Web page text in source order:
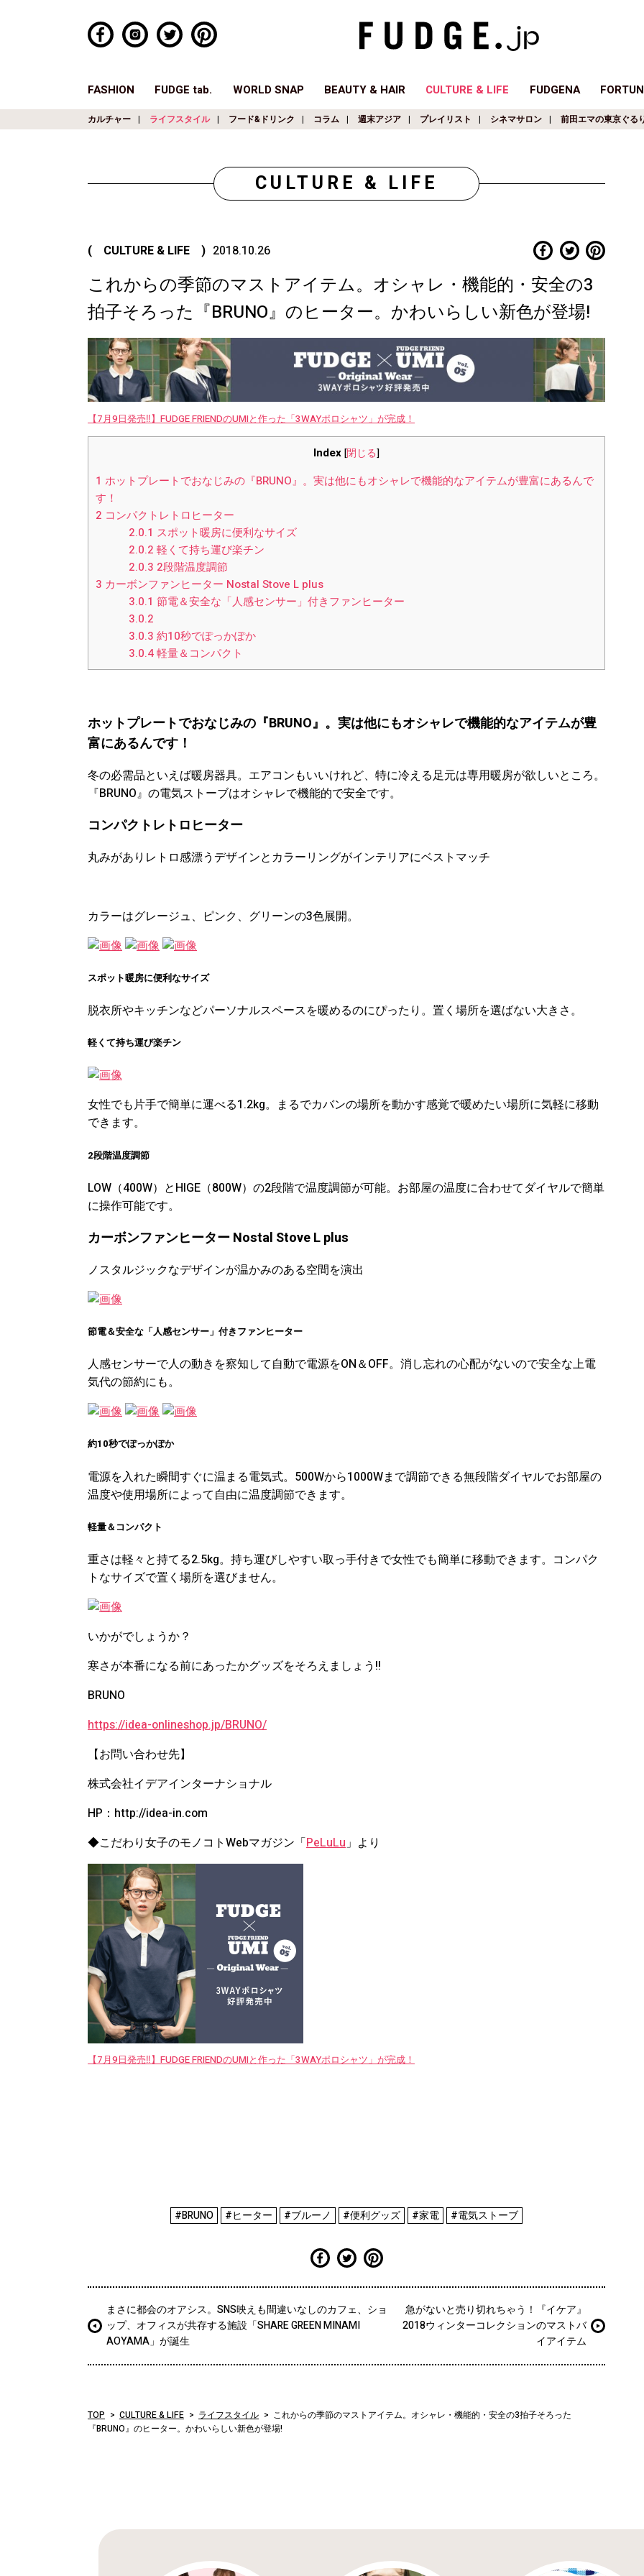
FASHION FUDGE tab. WORLD SNAP BEAUTY & HAIR CULTURE & LIFE FUDGENA
カルチャー ライフスタイル フード&ドリンク コラム 週末アジア プレイリスト シネマサロン 前田エマの東京ぐる
CULTURE & LIFE
( CULTURE & LIFE ) 2018.10.26
これからの季節のマストアイテム。オシャレ・機能的・安全の3
拍子そろった『BRUNO』のヒーター。かわいらしい新色が登場!
【7月9日発売‼︎】FUDGE FRIENDのUMIと作った「3WAYポロシャツ」が完成！
Index [閉じる]
1 ホットプレートでおなじみの『BRUNO』。実は他にもオシャレで機能的なアイテムが豊富にあるんで
す！
2 コンパクトレトロヒーター
2.0.1 スポット暖房に便利なサイズ
2.0.2 軽くて持ち運び楽チン
2.0.3 2段階温度調節
3 カーボンファンヒーター Nostal Stove L plus
3.0.1 節電＆安全な「人感センサー」付きファンヒーター
3.0.2
3.0.3 約10秒でぽっかぽか
3.0.4軽量＆コンパクト
ホットプレートでおなじみの『BRUNO』。実は他にもオシャレで機能的なアイテムが豊
富にあるんです！
冬の必需品といえば暖房器具。エアコンもいいけれど、特に冷える足元は専用暖房が欲しいところ。
『BRUNO』の電気ストーブはオシャレで機能的で安全です。
コンパクトレトロヒーター
丸みがありレトロ感漂うデザインとカラーリングがインテリアにベストマッチ
カラーはグレージュ、ピンク、グリーンの3色展開。
スポット暖房に便利なサイズ
脱衣所やキッチンなどパーソナルスペースを暖めるのにぴったり。置く場所を選ばない大きさ。
軽くて持ち運び楽チン
女性でも片手で簡単に運べる1.2kg。まるでカバンの場所を動かす感覚で暖めたい場所に気軽に移動
できます。
2段階温度調節
LOW（400W）とHIGE（800W）の2段階で温度調節が可能。お部屋の温度に合わせてダイヤルで簡単
に操作可能です。
カーボンファンヒーター Nostal Stove L plus
ノスタルジックなデザインが温かみのある空間を演出
節電＆安全な「人感センサー」付きファンヒーター
人感センサーで人の動きを察知して自動で電源をON＆OFF。消し忘れの心配がないので安全な上電
気代の節約にも。
約10秒でぽっかぽか
電源を入れた瞬間すぐに温まる電気式。500Wから1000Wまで調節できる無段階ダイヤルでお部屋の
温度や使用場所によって自由に温度調節できます。
軽量＆コンパクト
重さは軽々と持てる2.5kg。持ち運びしやすい取っ手付きで女性でも簡単に移動できます。コンパク
トなサイズで置く場所を選びません。
いかがでしょうか？
寒さが本番になる前にあったかグッズをそろえましょう!!
BRUNO
https://idea-onlineshop.jp/BRUNO/
【お問い合わせ先】
株式会社イデアインターナショナル
HP：http://idea-in.com
◆こだわり女子のモノコトWebマガジン「PeLuLu」より
【7月9日発売‼︎】FUDGE FRIENDのUMIと作った「3WAYポロシャツ」が完成！
#BRUNO #ヒーター #ブルーノ #便利グッズ #家電 #電気ストーブ
まさに都会のオアシス。SNS映えも間違いなしのカフェ、ショ
ップ、オフィスが共存する施設「SHARE GREEN MINAMI
AOYAMA」が誕生
急がないと売り切れちゃう！『イケア』
2018ウィンターコレクションのマストバ
イアイテム
TOP CULTURE & LIFE ライフスタイル
これからの季節のマストアイテム。オシャレ・機能的・安全の3拍子そろった
『BRUNO』のヒーター。かわいらしい新色が登場!